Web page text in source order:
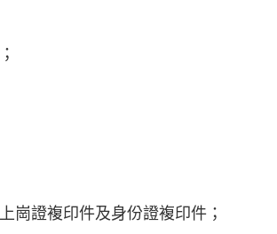
崗證複印件及身份證複印件；